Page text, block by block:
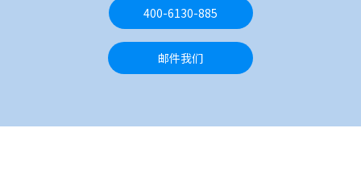
400-6130-885
邮件我们